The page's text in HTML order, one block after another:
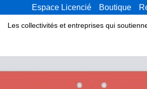
Espace Licencié Boutique
Les collectivités et entreprises qui